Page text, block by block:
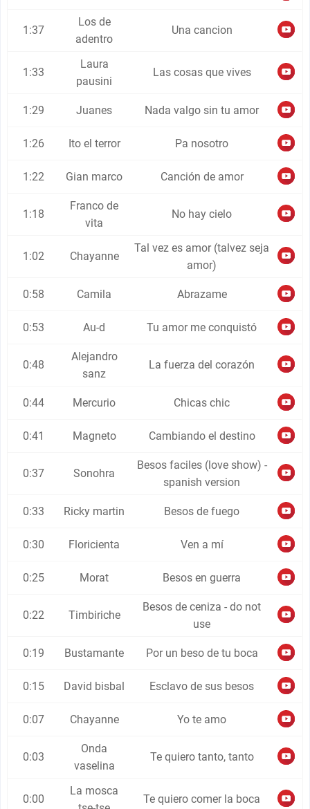
1:37
Los de
adentro
Una cancion
1:33
Laura
pausini
Las cosas que vives
1:29 Juanes Nada valgo sin tu amor
1:26 Ito el terror Pa nosotro
1:22 Gian marco Canción de amor
1:18
Franco de
vita
No hay cielo
1:02 Chayanne
Tal vez es amor (talvez seja
amor)
0:58 Camila Abrazame
0:53 Au-d Tu amor me conquistó
0:48
Alejandro
sanz
La fuerza del corazón
0:44 Mercurio Chicas chic
0:41 Magneto Cambiando el destino
0:37 Sonohra
Besos faciles (love show) -
spanish version
0:33 Ricky martin Besos de fuego
0:30 Floricienta Ven a mí
0:25 Morat Besos en guerra
0:22 Timbiriche
Besos de ceniza - do not
use
0:19 Bustamante Por un beso de tu boca
0:15 David bisbal Esclavo de sus besos
0:07 Chayanne Yo te amo
0:03
Onda
vaselina
Te quiero tanto, tanto
0:00
La mosca
Te quiero comer la boca